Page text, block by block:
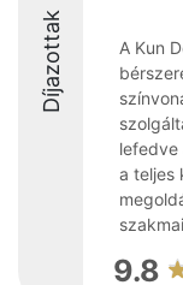
Díjazottak
A Kun
lefedve
a teljes
9.8